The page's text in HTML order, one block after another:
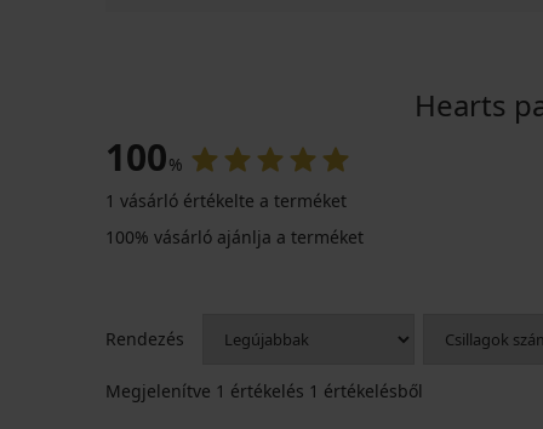
Hearts
100%
1 vásárló értékelte a terméket
100% vásárló ajánlja a terméket
Rendezés
Megjelenítve 1 értékelés 1 értékelésből